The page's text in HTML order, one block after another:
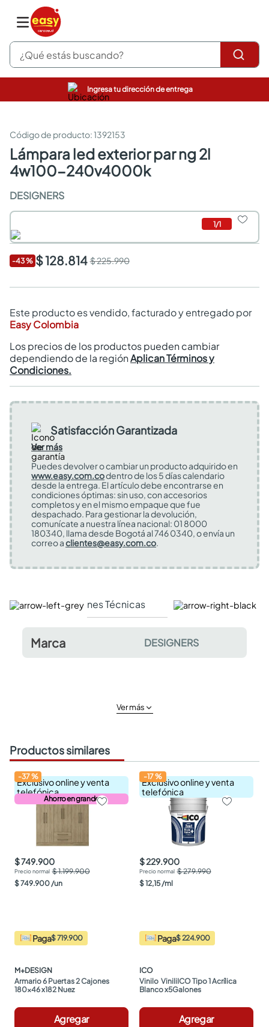
¿Qué estás buscando?
Ingresa tu dirección de entrega
:1392153
lámpara led exterior par ng 2l
4w100-240v4000k
DESIGNERS
1/1
-43% $ 128.814$ 225.990
Este producto es vendido, facturado y entregado por
Easy Colombia
Los precios de los productos pueden cambiar
dependiendo de la regiónAplican Términos y
Condiciones.
Satisfacción Garantizada
Ver más
Puedes devolver o cambiar un producto adquirido en
www.easy.com.codentro de los 5 días calendario
desde la entrega. El artículo debe encontrarse en
condiciones óptimas: sin uso, con accesorios
completos y en el mismo empaque que fue
despachado. Para gestionar la devolución,
comunícate a nuestra línea nacional: 01 8000
180340, llama desde Bogotá al 746 0340, o envía un
correo aclientes@easy.com.co.
Especificaciones Técnicas Comentarios y
Marca DESIGNERS
Ver más
Productos similares
Exclusivo online y venta
telefónica
Ahorro en grande
-37%
$ 749.900
$ 1.199.900
$749.900 /un
Paga$ 719.900
M+DESIGN
Armario 6 Puertas 2 Cajones
180x46 x182 Nuez
Agregar
Exclusivo online y venta
telefónica
-17%
$ 229.900
$ 279.990
$12,15 /ml
Paga$ 224.900
ICO
Vinilo  ViniliICO Tipo 1 Acrílica
Blanco x5Galones
Agregar
pinturas
sanitarios
comedor
escritorio
armarios closet
comedores